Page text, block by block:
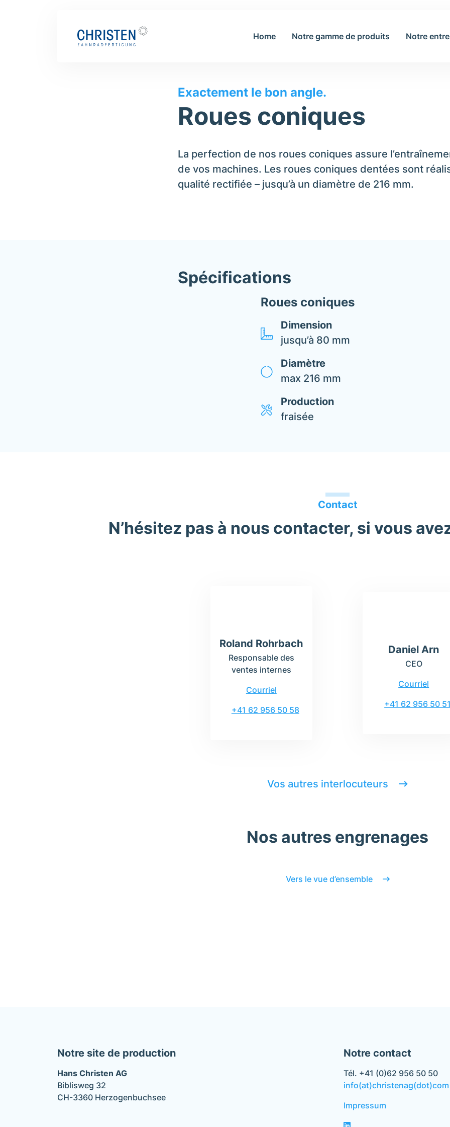
Home Notre gamme de produits Notre
Notre gamme de produits
Roues coniques
Exactement le bon angle.
La perfection de nos roues coniques assure
de vos machines. Les roues coniques dentées sont
qualité rectifiée – jusqu’à un diamètre de 216 mm.
Spécifications
Roues coniques
Dimension
jusqu’à 80 mm
Diamètre
max 216 mm
Production
fraisée
N’hésitez pas à nous contacter, si vous
Contact
Roland Rohrbach
Responsable des
ventes internes
Courriel
+41 62 956 50 58
Daniel Arn
CEO
Courriel
+41 62 956 50
Vos autres interlocuteurs
Nos autres engrenages
Vers le vue d’ensemble
Notre site de production
Hans Christen AG
Biblisweg 32
CH-3360 Herzogenbuchsee
Notre contact
Tél. +41 (0)62 956 50 50
info(at)christenag(dot)com
Impressum